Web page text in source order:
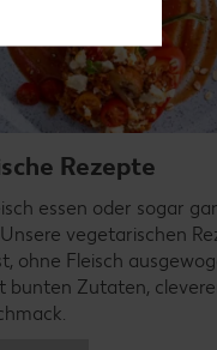
Rezepte
essen oder sogar
vegetarischen
ohne Fleisch
bunten Zutaten,